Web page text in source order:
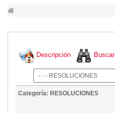
Descripción Buscar
Categoría: RESOLUCIONES
Gastronomía
Parques
Petroglifos
Numbiaranga
Plan de Desarrollo Turístico